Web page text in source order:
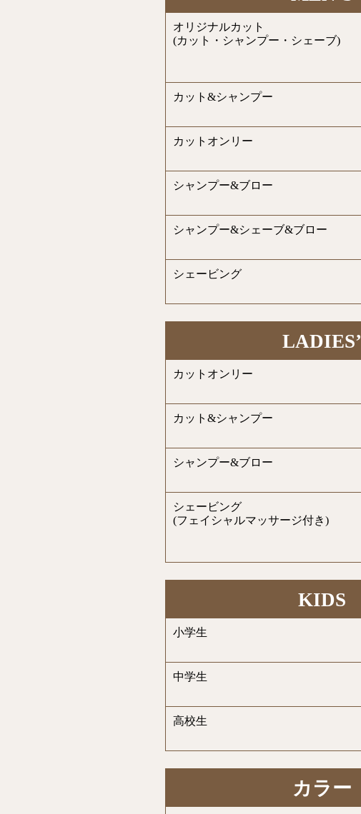
オリジナルカット
(カット・シャンプー・シェーブ)
カット&シャンプー
カットオンリー
シャンプー&ブロー
シャンプー&シェーブ&ブロー
シェービング
LADIES’
カットオンリー
カット&シャンプー
シャンプー&ブロー
シェービング
(フェイシャルマッサージ付き)
KIDS
小学生
中学生
高校生
カラー